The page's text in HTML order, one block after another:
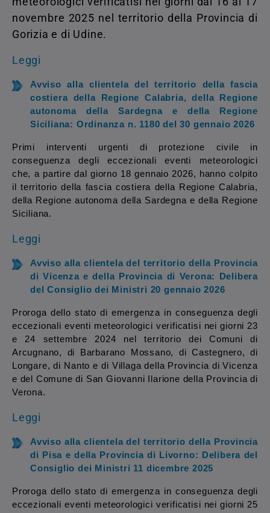
novembre 2025 nel territorio della Provincia di
Gorizia e di Udine.
Leggi
Avviso alla clientela del territorio della fascia
costiera della Regione Calabria, della Regione
autonoma della Sardegna e della Regione
Siciliana: Ordinanza n. 1180 del 30 gennaio 2026
Primi interventi urgenti di protezione civile in
conseguenza degli eccezionali eventi meteorologici
che, a partire dal giorno 18 gennaio 2026, hanno colpito
il territorio della fascia costiera della Regione Calabria,
della Regione autonoma della Sardegna e della Regione
Siciliana.
Leggi
Avviso alla clientela del territorio della Provincia
di Vicenza e della Provincia di Verona:
Delibera
del Consiglio dei Ministri 20 gennaio 2026
Proroga dello stato di emergenza in conseguenza degli
eccezionali eventi meteorologici verificatisi nei giorni 23
e 24 settembre 2024 nel territorio dei Comuni di
Arcugnano, di Barbarano Mossano, di Castegnero, di
Longare, di Nanto e di Villaga della Provincia di Vicenza
e del Comune di San Giovanni Ilarione della Provincia di
Verona.
Leggi
Avviso alla clientela del territorio della Provincia
di Pisa e della Provincia di Livorno: Delibera del
Consiglio dei Ministri 11 dicembre 2025
Proroga dello stato di emergenza in conseguenza degli
eccezionali eventi meteorologici verificatisi nei giorni 25